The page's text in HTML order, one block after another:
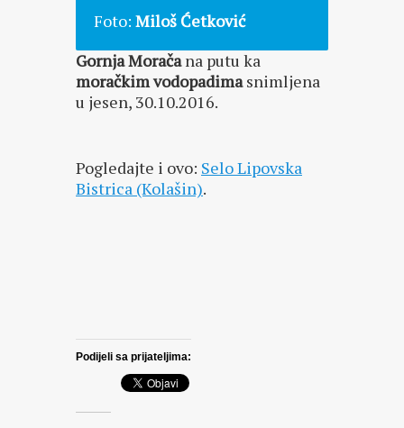
Foto: Miloš Ćetković
Gornja Moračana putu ka
moračkim vodopadimasnimljena
u jesen, 30.10.2016.
Pogledajte i ovo: Selo Lipovska
Bistrica (Kolašin).
Podijeli sa prijateljima: